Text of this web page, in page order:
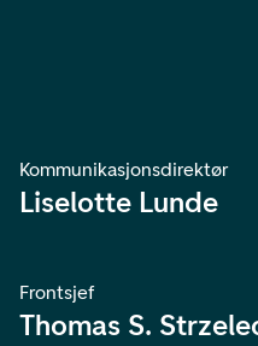
Kommunikasjonsdirektør
Liselotte Lunde
Frontsjef
Thomas S.